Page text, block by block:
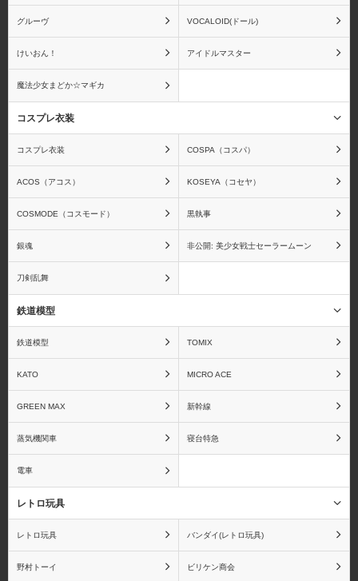
グルーヴ VOCALOID(ドール)
けいおん！ アイドルマスター
魔法少女まどか☆マギカ
コスプレ衣装
コスプレ衣装 COSPA（コスパ）
ACOS（アコス） KOSEYA（コセヤ）
COSMODE（コスモード） 黒執事
銀魂 非公開: 美少女戦士セーラームーン
刀剣乱舞
鉄道模型
鉄道模型 TOMIX
KATO MICRO ACE
GREEN MAX 新幹線
蒸気機関車 寝台特急
電車
レトロ玩具
レトロ玩具 バンダイ(レトロ玩具)
野村トーイ ビリケン商会